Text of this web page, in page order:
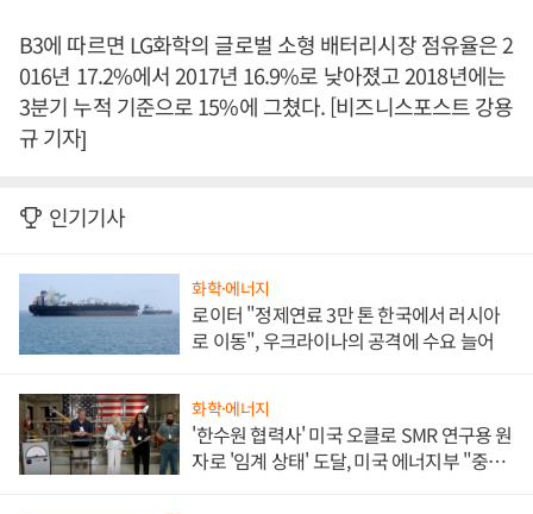
B3에 따르면 LG화학의 글로벌 소형 배터리시장 점유율은 2
016년 17.2%에서 2017년 16.9%로 낮아졌고 2018년에는
3분기 누적 기준으로 15%에 그쳤다. [비즈니스포스트 강용
규 기자]
인기기사
화학·에너지
로이터 "정제연료 3만 톤 한국에서 러시아
로 이동", 우크라이나의 공격에 수요 늘어
화학·에너지
'한수원 협력사' 미국 오클로 SMR 연구용 원
자로 '임계 상태' 도달, 미국 에너지부 "중요